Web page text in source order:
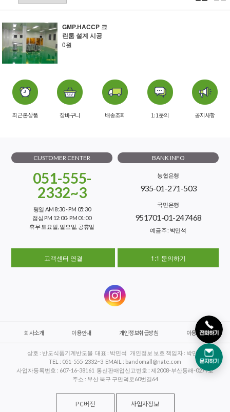
GMP.HACCP 크
린룸 설계 시공
0원
최근본상품 장바구니 배송조회 1:1문의 공지사항
CUSTOMER CENTER
051-555-
2332~3
평일 AM 8:30 - PM 05:30
점심 PM 12:00- PM 01:00
휴무 토요일, 일요일, 공휴일
BANK INFO
농협은행
935-01-271-503
국민은행
951701-01-247468
예금주 : 박민석
고객센터 연결 1:1 문의하기
회사소개 이용안내 개인정보취급방침 이용약관
상호 : 반도식품기계반도몰 대표 : 박민석 개인정보 보호 책임자 : 박민석
TEL : 051-555-2332~3 EMAIL : bandomall@nate.com
사업자등록번호 : 607-16-38161 통신판매업신고번호 : 제2008-부산동래-0279호
주소 : 부산 북구 구만덕로60번길64
PC버전 사업자정보